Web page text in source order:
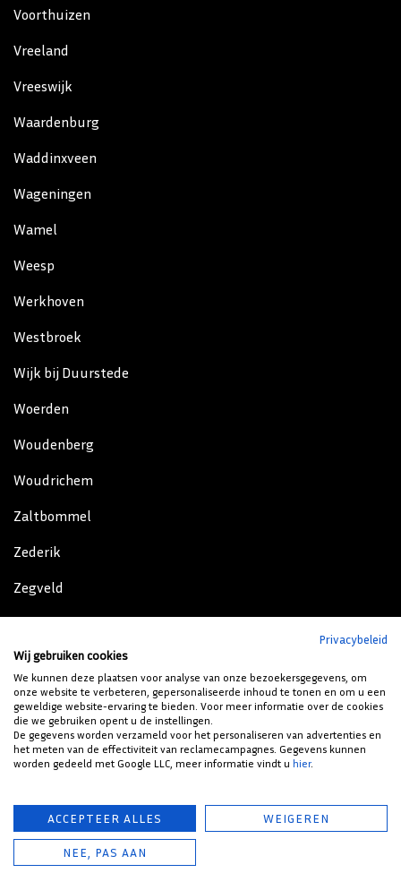
Voorthuizen
Vreeland
Vreeswijk
Waardenburg
Waddinxveen
Wageningen
Wamel
Weesp
Werkhoven
Westbroek
Wijk bij Duurstede
Woerden
Woudenberg
Woudrichem
Zaltbommel
Zederik
Zegveld
Zijderveld
Zoelen
Zoelmond
© 2023 HENNIE'S ZONWERING - ZONWERING VOOR BINNEN EN
BUITEN. |BUSINESS TO BUSINESS VOORWAARDEN|
CONSUMENTEN VOORWAARDEN
Privacybeleid
Wij gebruiken cookies
We kunnen deze plaatsen voor analyse van onze bezoekersgegevens, om
onze website te verbeteren, gepersonaliseerde inhoud te tonen en om u een
geweldige website-ervaring te bieden. Voor meer informatie over de cookies
die we gebruiken opent u de instellingen.
De gegevens worden verzameld voor het personaliseren van advertenties en
het meten van de effectiviteit van reclamecampagnes. Gegevens kunnen
worden gedeeld met Google LLC, meer informatie vindt u hier.
ACCEPTEER ALLES WEIGEREN
NEE, PAS AAN